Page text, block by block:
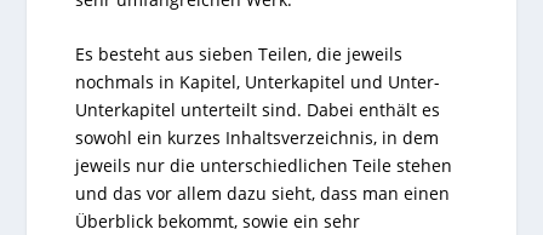
Es besteht aus sieben Teilen, die jeweils
nochmals in Kapitel, Unterkapitel und Unter-
Unterkapitel unterteilt sind. Dabei enthält es
sowohl ein kurzes Inhaltsverzeichnis, in dem
jeweils nur die unterschiedlichen Teile stehen
und das vor allem dazu sieht, dass man einen
Überblick bekommt, sowie ein sehr